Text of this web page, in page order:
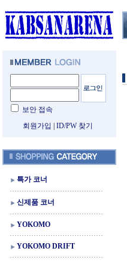
보안 접속
회원가입
ID/PW 찾기
특가 코너
신제품 코너
YOKOMO
YOKOMO DRIFT